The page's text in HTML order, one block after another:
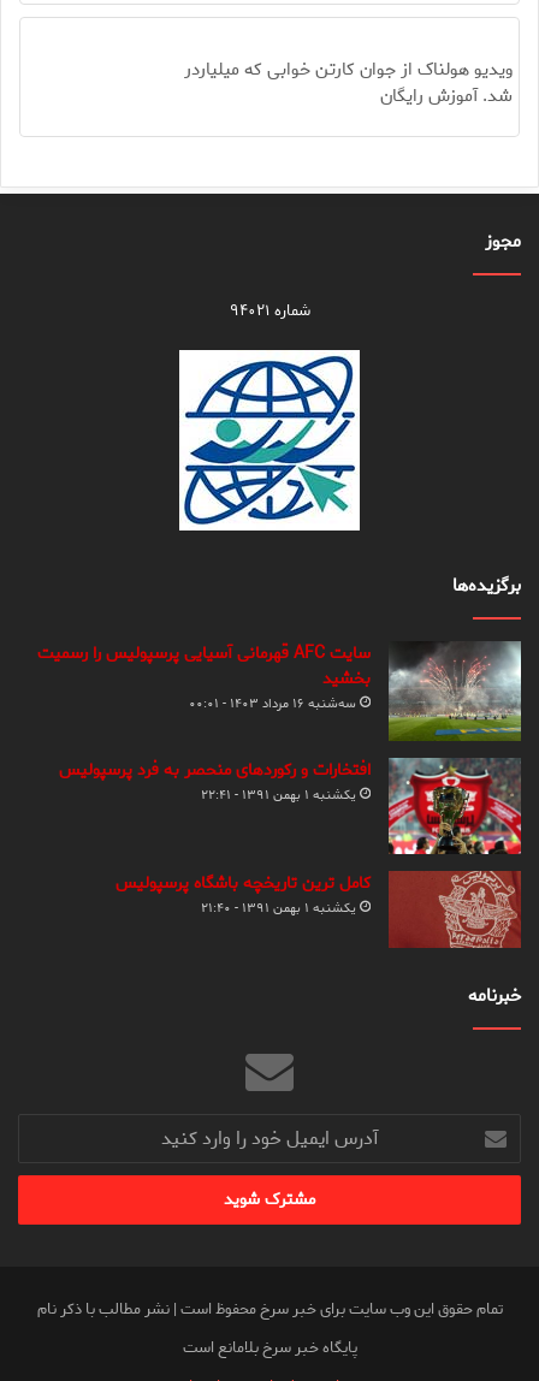
ویدیو هولناک از جوان کارتن خوابی که میلیاردر
شد. آموزش رایگان
مجوز
شماره ۹۴۰۲۱
برگزیده‌ها
سایت AFC قهرمانی آسیایی پرسپولیس را رسمیت
بخشید
سه‌شنبه ۱۶ مرداد ۱۴۰۳ - ۰۰:۰۱
افتخارات و رکوردهای منحصر به فرد پرسپولیس
یکشنبه ۱ بهمن ۱۳۹۱ - ۲۲:۴۱
کامل ترین تاریخچه باشگاه پرسپولیس
یکشنبه ۱ بهمن ۱۳۹۱ - ۲۱:۴۰
خبرنامه
آدرس
ایمیل
خود
وارد
تمام حقوق این وب سایت برای خبر سرخ محفوظ است | نشر مطالب با ذکر نام
پایگاه خبر سرخ بلامانع است